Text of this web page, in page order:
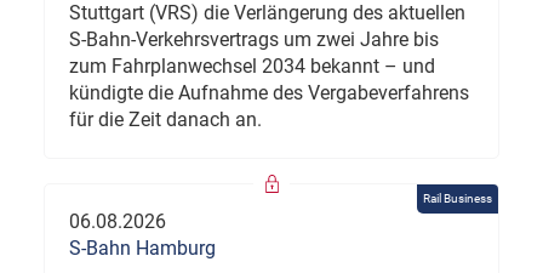
Stuttgart (VRS) die Verlängerung des aktuellen
S-Bahn-Verkehrsvertrags um zwei Jahre bis
zum Fahrplanwechsel 2034 bekannt – und
kündigte die Aufnahme des Vergabeverfahrens
für die Zeit danach an.
Rail Business
06.08.2026
S-Bahn Hamburg